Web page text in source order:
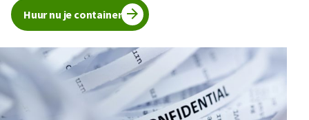
Ondergrondse containers
Perscontainers
Inzamelmiddelen gevaarlijk afval
Interne inzamelmiddelen
Branches
Bouw
Bouw- en sloopafval
Glas
Hout
Metalen
Advies
Klantenservice
MyRenewi
Huur nu je container